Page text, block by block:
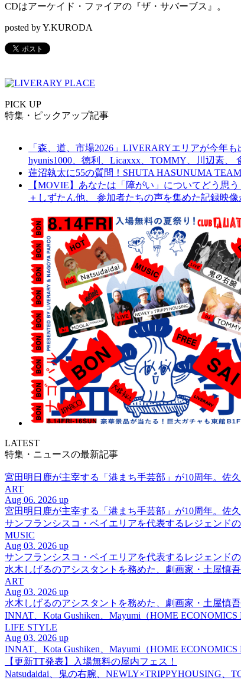
CDはアーケイド・ファイアの『ザ・サバーブス』。
posted by Y.KURODA
PICK UP
特集・ピックアップ記事
「森、道、市場2026」LIVERARYエリアが今年
hyunis1000、徳利、Licaxxx、TOMMY、川辺素、
蓮沼執太に55の質問！SHUTA HASUNUMA
【MOVIE】あなたは「障がい」についてどう思
＋しずたん他、 参加者たちの声を集めた記録映像
LATEST
特集・ニュースの最新記事
宮田明日鹿が主宰する「港まち手芸部」が10周年。佐
ART
Aug 06. 2026 up
宮田明日鹿が主宰する「港まち手芸部」が10周年。佐
サンフランシスコ・ベイエリアを代表するレジェンド
MUSIC
Aug 03. 2026 up
サンフランシスコ・ベイエリアを代表するレジェンド
水木しげるのアシスタントを務めた、劇画家・土屋慎
ART
Aug 03. 2026 up
水木しげるのアシスタントを務めた、劇画家・土屋慎
INNAT、Kota Gushiken、Mayumi（HOME
LIFE STYLE
Aug 03. 2026 up
INNAT、Kota Gushiken、Mayumi（HOME
【更新TT発表】入場無料の屋内フェス！
Natsudaidai、鬼の右腕、NEWLY×TRIPPYHOUSING、